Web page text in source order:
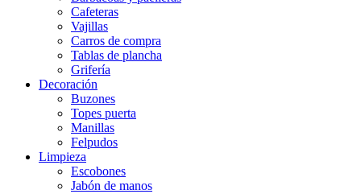
Cafeteras
Vajillas
Carros de compra
Tablas de plancha
Grifería
Decoración
Buzones
Topes puerta
Manillas
Felpudos
Limpieza
Escobones
Jabón de manos